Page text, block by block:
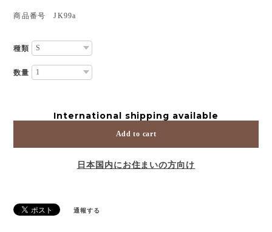
商品番号 JK99a
種類
数量
International shipping available
Add to cart
日本国内にお住まいの方向け
通報する